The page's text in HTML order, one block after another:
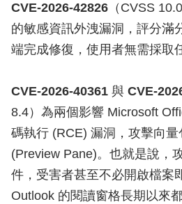
CVE-2026-42826（CVSS
的敏感資訊外洩漏洞，評分滿
端完成修復，使用者無需採取
CVE-2026-40361 與 CVE-
8.4）為兩個影響 Microsoft
碼執行 (RCE) 漏洞，攻擊向
(Preview Pane)。也就是說，
件，受害者甚至不必開啟檔案
Outlook 的閱讀窗格長期以來